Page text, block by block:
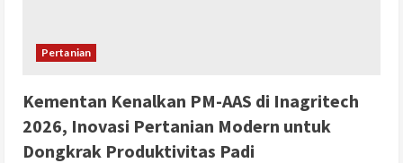
Pertanian
Kementan Kenalkan PM-AAS di Inagritech
2026, Inovasi Pertanian Modern untuk
Dongkrak Produktivitas Padi